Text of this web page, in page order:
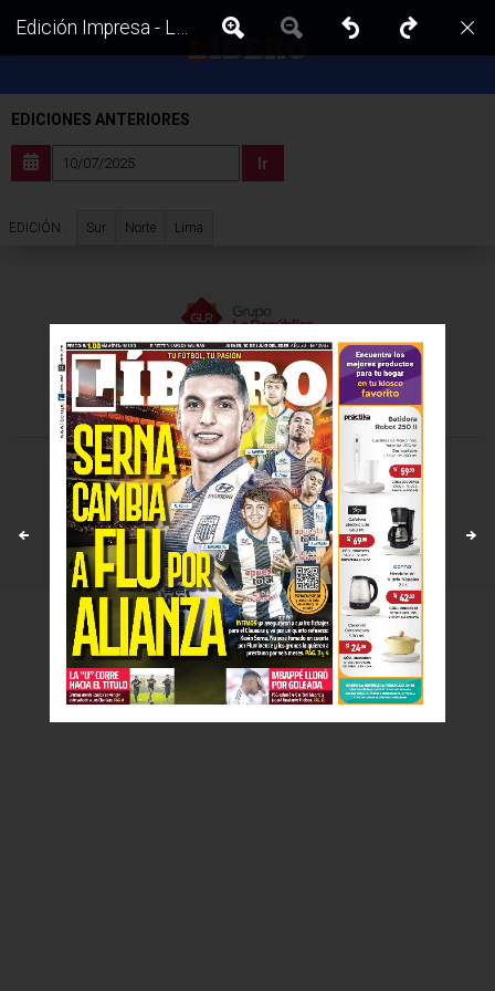
EDICIONES ANTERIORES
Ir
EDICIÓN : Sur Norte Lima
Edición Impresa - Libero | Lima - Jueves 10 de Julio del 2025
VISITA LAS EDICIONES IMPRESAS DE:
©Todos los derechos reservados - 2026
Políticas y estandares Contáctenos